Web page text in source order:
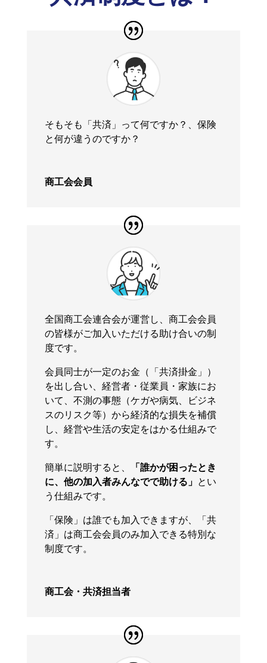
そもそも「共済」って何ですか？、保険
と何が違うのですか？
商工会会員
全国商工会連合会が運営し、商工会会員
の皆様がご加入いただける助け合いの制
度です。
会員同士が一定のお金（「共済掛金」）
を出し合い、経営者・従業員・家族にお
いて、不測の事態（ケガや病気、ビジネ
スのリスク等）から経済的な損失を補償
し、経営や生活の安定をはかる仕組みで
す。
簡単に説明すると、
「誰かが困ったとき
に、他の加入者みんなでで助ける」 とい
う仕組みです。
「保険」は誰でも加入できますが、「共
済」は商工会会員のみ加入できる特別な
制度です。
商工会・共済担当者